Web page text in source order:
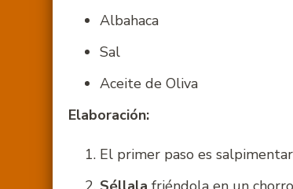
Albahaca
Sal
Aceite de Oliva
Elaboración:
El primer paso es